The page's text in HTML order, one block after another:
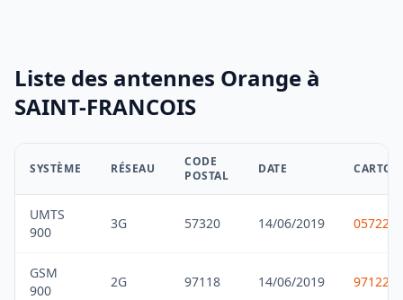
Liste des antennes Orange à
SAINT-FRANCOIS
SYSTÈME RÉSEAU
CODE
POSTAL
DATE
UMTS
900
3G 57320 14/06/2019
GSM
900
2G 97118 14/06/2019